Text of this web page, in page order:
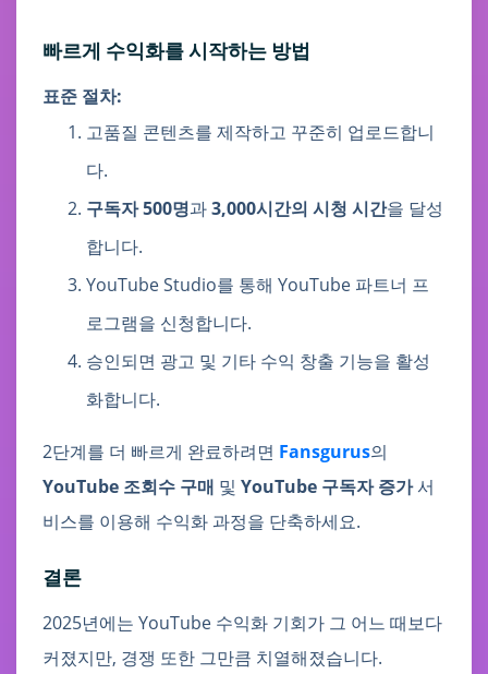
빠르게 수익화를 시작하는 방법
표준 절차:
고품질 콘텐츠를 제작하고 꾸준히 업로드합니
다.
구독자 500명과3,000시간의 시청 시간을 달성
합니다.
YouTube Studio를 통해 YouTube 파트너 프
로그램을 신청합니다.
승인되면 광고 및 기타 수익 창출 기능을 활성
화합니다.
2단계를 더 빠르게 완료하려면 Fansgurus의
YouTube 조회수 구매 및 YouTube 구독자 증가서
비스를 이용해 수익화 과정을 단축하세요.
결론
2025년에는 YouTube 수익화 기회가 그 어느 때보다
커졌지만, 경쟁 또한 그만큼 치열해졌습니다.